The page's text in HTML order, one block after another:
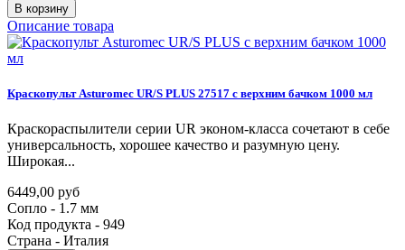
В корзину
Описание товара
Краскопульт Asturomec UR/S PLUS 27517 с верхним бачком 1000 мл
Краскораспылители серии UR эконом-класса сочетают в себе
универсальность, хорошее качество и разумную цену.
Широкая...
6449,00 руб
Сопло - 1.7 мм
Код продукта - 949
Страна - Италия